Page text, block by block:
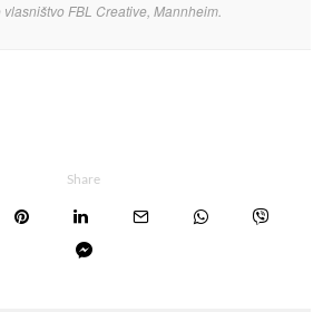
FBL Creative, Mannheim.
Share